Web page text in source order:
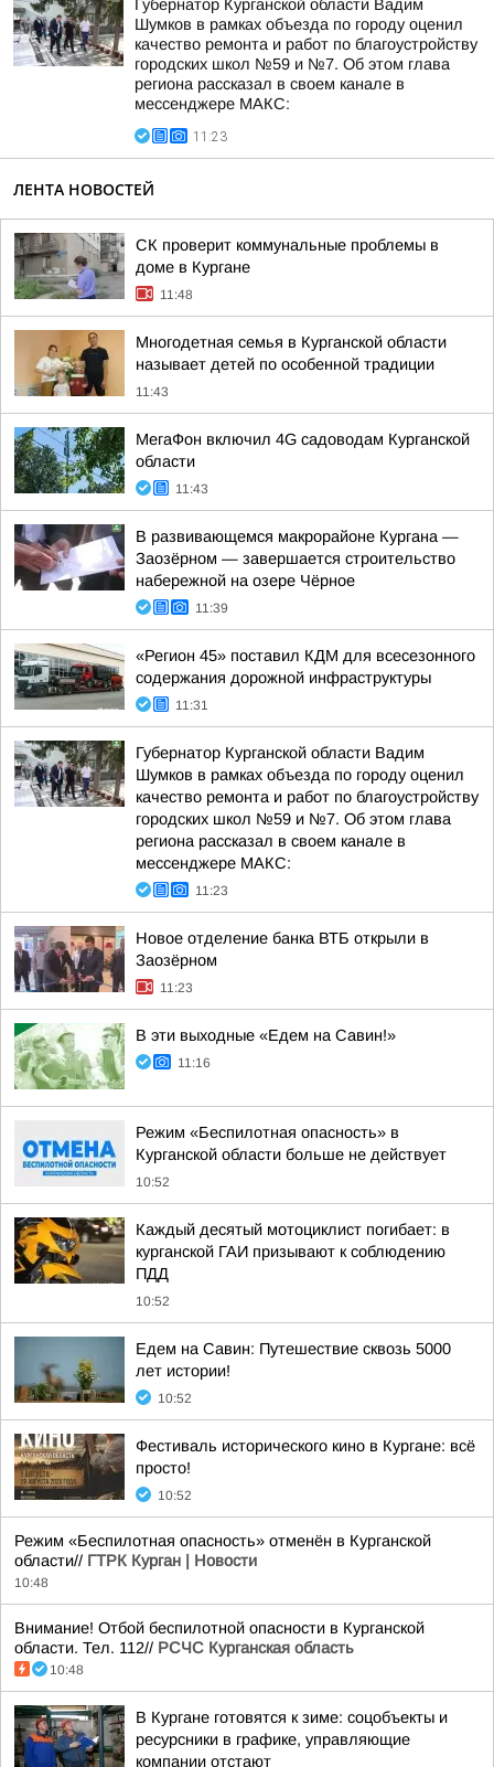
Губернатор Курганской области Вадим
Шумков в рамках объезда по городу оценил
качество ремонта и работ по благоустройству
городских школ №59 и №7. Об этом глава
региона рассказал в своем канале в
мессенджере МАКС:
11:23
ЛЕНТА НОВОСТЕЙ
CК проверит коммунальные проблемы в
доме в Кургане
11:48
Многодетная семья в Курганской области
называет детей по особенной традиции
11:43
МегаФон включил 4G садоводам Курганской
области
11:43
В развивающемся макрорайоне Кургана —
Заозёрном — завершается строительство
набережной на озере Чёрное
11:39
«Регион 45» поставил КДМ для всесезонного
содержания дорожной инфраструктуры
11:31
Губернатор Курганской области Вадим
Шумков в рамках объезда по городу оценил
качество ремонта и работ по благоустройству
городских школ №59 и №7. Об этом глава
региона рассказал в своем канале в
мессенджере МАКС:
11:23
Новое отделение банка ВТБ открыли в
Заозёрном
11:23
В эти выходные «Едем на Савин!»
11:16
Режим «Беспилотная опасность» в
Курганской области больше не действует
10:52
Каждый десятый мотоциклист погибает: в
курганской ГАИ призывают к соблюдению
ПДД
10:52
Едем на Савин: Путешествие сквозь 5000
лет истории!
10:52
Фестиваль исторического кино в Кургане: всё
просто!
10:52
Режим «Беспилотная опасность» отменён в Курганской
области// ГТРК Курган | Новости
10:48
Внимание! Отбой беспилотной опасности в Курганской
области. Тел. 112// РСЧС Курганская область
10:48
В Кургане готовятся к зиме: соцобъекты и
ресурсники в графике, управляющие
компании отстают